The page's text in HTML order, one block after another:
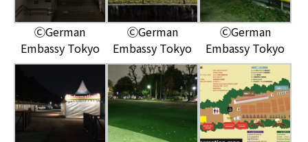
ⒸGerman
Embassy Tokyo
ⒸGerman
Embassy Tokyo
ⒸGerman
Embassy Tokyo